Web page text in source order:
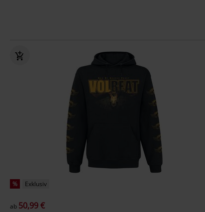
% Exklusiv
ab 50,99 €